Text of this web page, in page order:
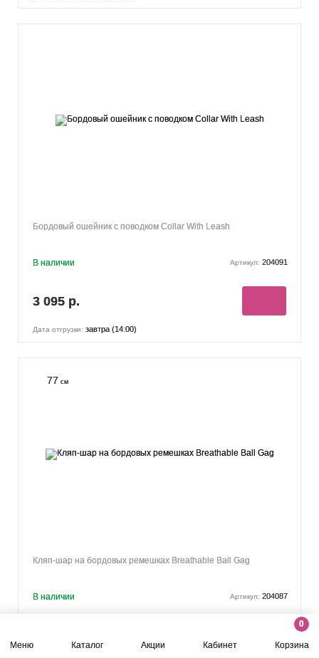
Меню Каталог Акции Кабинет
0
Корзина
Бордовый ошейник с поводком Collar With Leash
В наличии Артикул: 204091
3 095 р.
Дата отгрузки: завтра (14:00)
77 см
Кляп-шар на бордовых ремешках Breathable Ball Gag
В наличии Артикул: 204087